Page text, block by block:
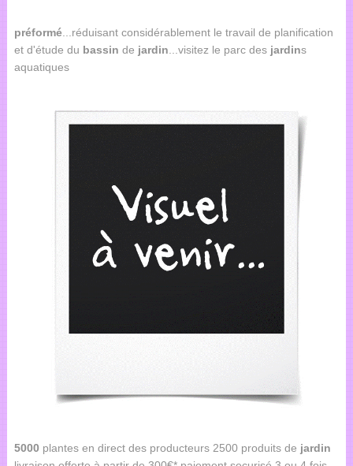
préformé...réduisant considérablement le travail de planification
et d'étude du bassin de jardin ...visitez le parc des jardins
aquatiques
5000 plantes en direct des producteurs 2500 produits de jardin